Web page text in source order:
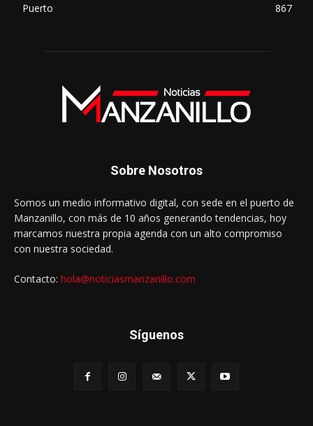
Puerto
867
Sobre Nosotros
Somos un medio informativo digital, con sede en el puerto de
Manzanillo, con más de 10 años generando tendencias, hoy
marcamos nuestra propia agenda con un alto compromiso
con nuestra sociedad.
Contacto: hola@noticiasmanzanillo.com
Síguenos